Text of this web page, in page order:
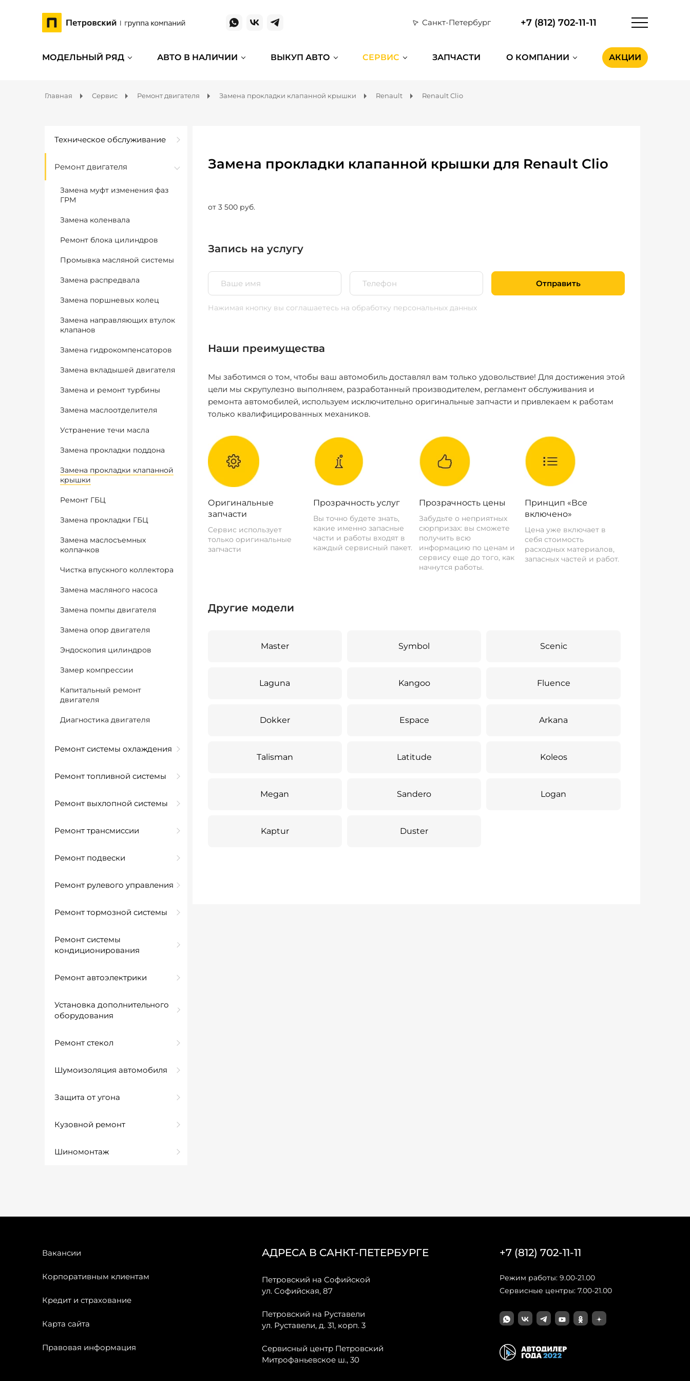
Санкт-Петербург +7 (812) 702-11-11
МОДЕЛЬНЫЙ РЯД АВТО В НАЛИЧИИ ВЫКУП АВТО СЕРВИС ЗАПЧАСТИ О КОМПАНИИ АКЦИИ
Главная Сервис Ремонт двигателя Замена прокладки клапанной крышки Renault Renault Clio
Техническое обслуживание
Ремонт двигателя
Замена муфт изменения фаз
ГРМ
Замена коленвала
Ремонт блока цилиндров
Промывка масляной системы
Замена распредвала
Замена поршневых колец
Замена направляющих втулок
клапанов
Замена гидрокомпенсаторов
Замена вкладышей двигателя
Замена и ремонт турбины
Замена маслоотделителя
Устранение течи масла
Замена прокладки поддона
Замена прокладки клапанной
крышки
Ремонт ГБЦ
Замена прокладки ГБЦ
Замена маслосъемных
колпачков
Чистка впускного коллектора
Замена масляного насоса
Замена помпы двигателя
Замена опор двигателя
Эндоскопия цилиндров
Замер компрессии
Капитальный ремонт
двигателя
Диагностика двигателя
Ремонт системы охлаждения
Ремонт топливной системы
Ремонт выхлопной системы
Ремонт трансмиссии
Ремонт подвески
Ремонт рулевого управления
Ремонт тормозной системы
Ремонт системы
кондиционирования
Ремонт автоэлектрики
Установка дополнительного
оборудования
Ремонт стекол
Шумоизоляция автомобиля
Защита от угона
Кузовной ремонт
Шиномонтаж
Замена прокладки клапанной крышки для Renault Clio
от 3 500 руб.
Запись на услугу
Отправить
Нажимая кнопку вы соглашаетесь на обработку персональных данных
Наши преимущества
Мы заботимся о том, чтобы ваш автомобиль доставлял вам только удовольствие! Для достижения этой
цели мы скрупулезно выполняем, разработанный производителем, регламент обслуживания и
ремонта автомобилей, используем исключительно оригинальные запчасти и привлекаем к работам
только квалифицированных механиков.
Оригинальные
запчасти
Сервис использует
только оригинальные
запчасти
Прозрачность услуг
Вы точно будете знать,
какие именно запасные
части и работы входят в
каждый сервисный пакет.
Прозрачность цены
Забудьте о неприятных
сюрпризах: вы сможете
получить всю
информацию по ценам и
сервису еще до того, как
начнутся работы.
Принцип «Все
включено»
Цена уже включает в
себя стоимость
расходных материалов,
запасных частей и работ.
Другие модели
Master Symbol Scenic
Laguna Kangoo Fluence
Dokker Espace Arkana
Talisman Latitude Koleos
Megan Sandero Logan
Kaptur Duster
Вакансии
Корпоративным клиентам
Кредит и страхование
Карта сайта
Правовая информация
АДРЕСА В САНКТ-ПЕТЕРБУРГЕ
Петровский на Софийской
ул. Софийская, 87
Петровский на Руставели
ул. Руставели, д. 31, корп. 3
Сервисный центр Петровский
Митрофаньевское ш., 30
+7 (812) 702-11-11
Режим работы: 9.00-21.00
Сервисные центры: 7.00-21.00